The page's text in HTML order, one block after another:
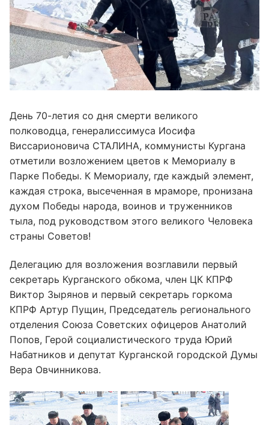
День 70-летия со дня смерти великого
полководца, генералиссимуса Иосифа
Виссарионовича СТАЛИНА, коммунисты Кургана
отметили возложением цветов к Мемориалу в
Парке Победы. К Мемориалу, где каждый элемент,
каждая строка, высеченная в мраморе, пронизана
духом Победы народа, воинов и труженников
тыла, под руководством этого великого Человека
страны Советов!
Делегацию для возложения возглавили первый
секретарь Курганского обкома, член ЦК КПРФ
Виктор Зырянов и первый секретарь горкома
КПРФ Артур Пущин, Председатель регионального
отделения Союза Советских офицеров Анатолий
Попов, Герой социалистического труда Юрий
Набатников и депутат Курганской городской Думы
Вера Овчинникова.